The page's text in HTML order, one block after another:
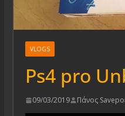
VLOGS
Ps4 pro
09/03/2019 Πάνος